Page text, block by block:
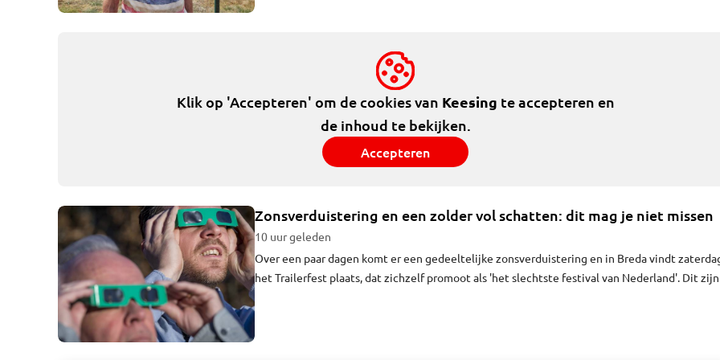
Klik op 'Accepteren' om de cookies van Keesing te accepteren en
de inhoud te bekijken.
Accepteren
Zonsverduistering en een zolder vol schatten: dit mag je niet missen
10 uur geleden
Over een paar dagen komt er een gedeeltelijke zonsverduistering en in Breda vindt
het Trailerfest plaats, dat zichzelf promoot als 'het slechtste festival van Nederland'. Dit zijn